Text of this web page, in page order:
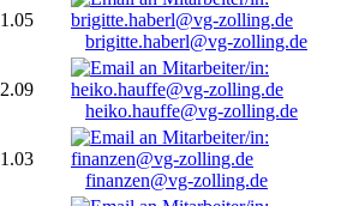
1.05
brigitte.haberl@vg-zolling.de
2.09
heiko.hauffe@vg-zolling.de
1.03
finanzen@vg-zolling.de